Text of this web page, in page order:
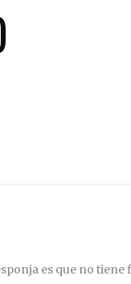
es que no tiene